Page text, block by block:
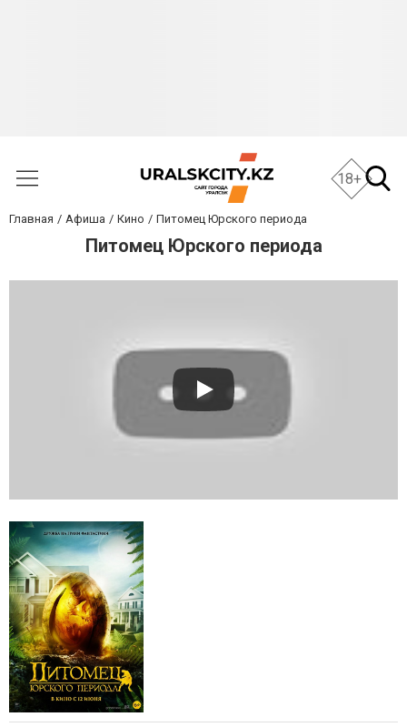
18+
Главная Афиша Кино Питомец Юрского периода
Питомец Юрского периода